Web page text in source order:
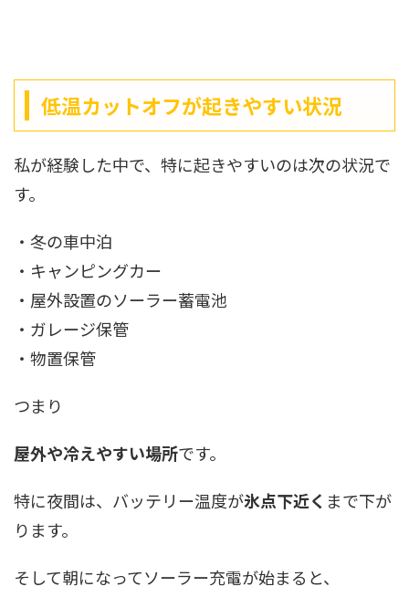
低温カットオフが起きやすい状況
私が経験した中で、特に起きやすいのは次の状況で
す。
・冬の車中泊
・キャンピングカー
・屋外設置のソーラー蓄電池
・ガレージ保管
・物置保管
つまり
屋外や冷えやすい場所です。
特に夜間は、バッテリー温度が氷点下近く まで下が
ります。
そして朝になってソーラー充電が始まると、